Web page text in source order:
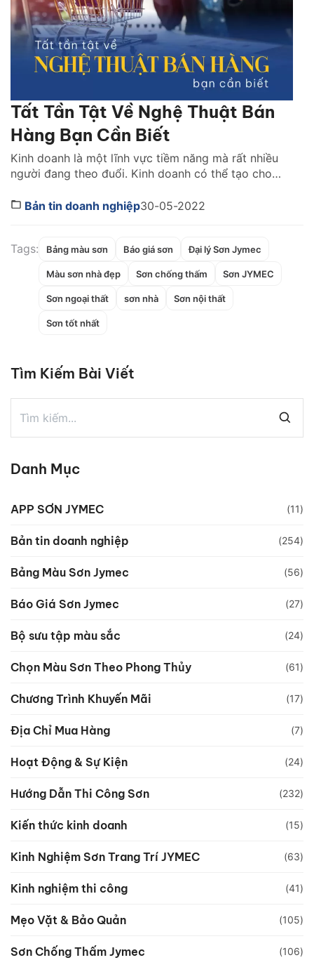
Tất Tần Tật Về Nghệ Thuật Bán
Hàng Bạn Cần Biết
Kinh doanh là một lĩnh vực tiềm năng mà rất nhiều
người đang theo đuổi. Kinh doanh có thể tạo cho
của bạn trwor nên sung túc. Nhưng muốn kinh doanh
Bản tin doanh nghiệp30-05-2022
Tags: Bảng màu sơn Báo giá sơn Đại lý Sơn Jymec
Màu sơn nhà đẹp Sơn chống thấm Sơn JYMEC
Sơn ngoại thất sơn nhà Sơn nội thất
Sơn tốt nhất
Tìm Kiếm Bài Viết
Danh Mục
APP SƠN JYMEC (11)
Bản tin doanh nghiệp (254)
Bảng Màu Sơn Jymec (56)
Báo Giá Sơn Jymec (27)
Bộ sưu tập màu sắc (24)
Chọn Màu Sơn Theo Phong Thủy (61)
Chương Trình Khuyến Mãi (17)
Địa Chỉ Mua Hàng (7)
Hoạt Động & Sự Kiện (24)
Hướng Dẫn Thi Công Sơn (232)
Kiến thức kinh doanh (15)
Kinh Nghiệm Sơn Trang Trí JYMEC (63)
Kinh nghiệm thi công (41)
Mẹo Vặt & Bảo Quản (105)
Sơn Chống Thấm Jymec (106)